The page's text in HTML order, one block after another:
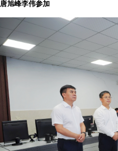
唐旭峰李伟参加